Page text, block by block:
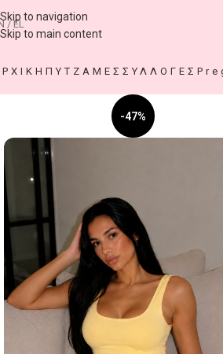
Skip to navigation
Skip to main content
/ EL
ΠΥΤΖΑΜΕΣ ΣΥΛΛΟΓΕΣ
-47%